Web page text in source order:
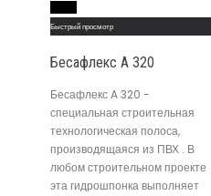
Быстрый просмотр
Бесафлекс A 320
Бесафлекс A 320 -
специальная строительная
технологическая полоса,
производящаяся из ПВХ . В
любом строительном проекте
эта гидрошпонка выполняет